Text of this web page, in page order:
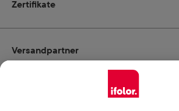
Zertifikate
Zahlungsmöglichkeiten
Versandpartner